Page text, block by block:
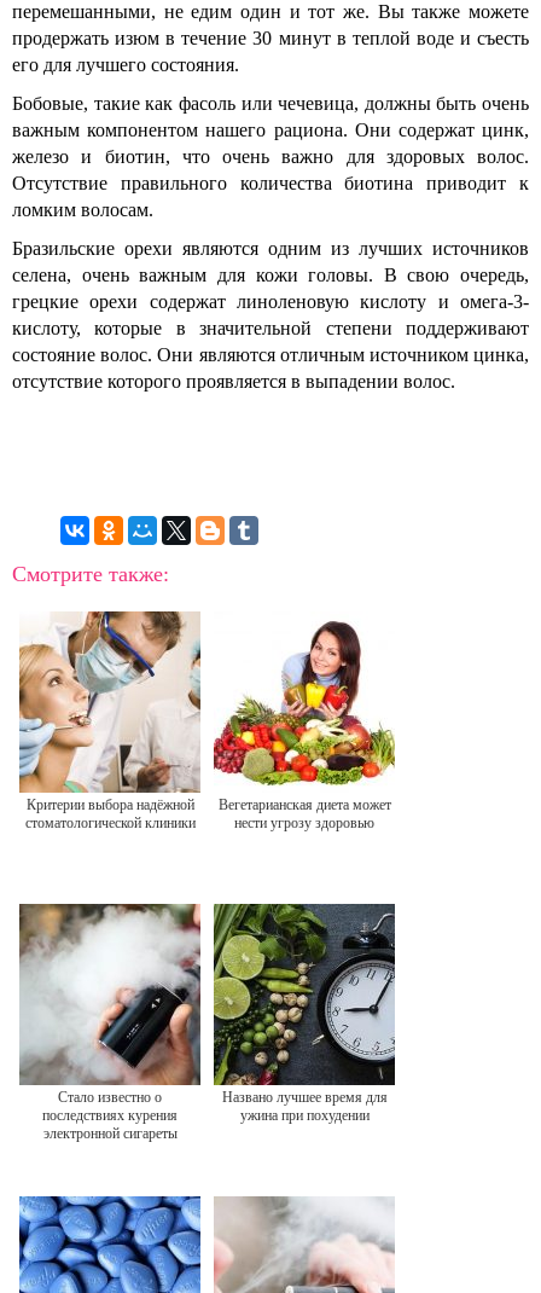
перемешанными, не едим один и тот же. Вы также можете
продержать изюм в течение 30 минут в теплой воде и съесть
его для лучшего состояния.
Бобовые, такие как фасоль или чечевица, должны быть очень
важным компонентом нашего рациона. Они содержат цинк,
железо и биотин, что очень важно для здоровых волос.
Отсутствие правильного количества биотина приводит к
ломким волосам.
Бразильские орехи являются одним из лучших источников
селена, очень важным для кожи головы. В свою очередь,
грецкие орехи содержат линоленовую кислоту и омега-3-
кислоту, которые в значительной степени поддерживают
состояние волос. Они являются отличным источником цинка,
отсутствие которого проявляется в выпадении волос.
Смотрите также:
Критерии выбора надёжной
стоматологической клиники
Вегетарианская диета может
нести угрозу здоровью
Стало известно о
последствиях курения
электронной сигареты
Названо лучшее время для
ужина при похудении